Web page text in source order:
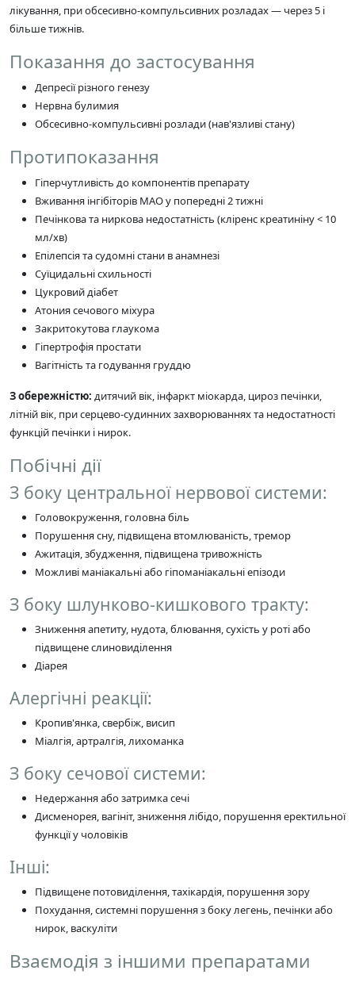
лікування, при обсесивно-компульсивних розладах — через 5 і
більше тижнів.
Показання до застосування
Депресії різного генезу
Нервна булимия
Обсесивно-компульсивні розлади (нав'язливі стану)
Протипоказання
Гіперчутливість до компонентів препарату
Вживання інгібіторів МАО у попередні 2 тижні
Печінкова та ниркова недостатність (кліренс креатиніну < 10
мл/хв)
Епілепсія та судомні стани в анамнезі
Суїцидальні схильності
Цукровий діабет
Атония сечового міхура
Закритокутова глаукома
Гіпертрофія простати
Вагітність та годування груддю
З обережністю: дитячий вік, інфаркт міокарда, цироз печінки,
літній вік, при серцево-судинних захворюваннях та недостатності
функцій печінки і нирок.
Побічні дії
З боку центральної нервової системи:
Головокруження, головна біль
Порушення сну, підвищена втомлюваність, тремор
Ажитація, збудження, підвищена тривожність
Можливі маніакальні або гіпоманіакальні епізоди
З боку шлунково-кишкового тракту:
Зниження апетиту, нудота, блювання, сухість у роті або
підвищене слиновиділення
Діарея
Алергічні реакції:
Кропив'янка, свербіж, висип
Міалгія, артралгія, лихоманка
З боку сечової системи:
Недержання або затримка сечі
Дисменорея, вагініт, зниження лібідо, порушення еректильної
функції у чоловіків
Інші:
Підвищене потовиділення, тахікардія, порушення зору
Похудання, системні порушення з боку легень, печінки або
нирок, васкуліти
Взаємодія з іншими препаратами